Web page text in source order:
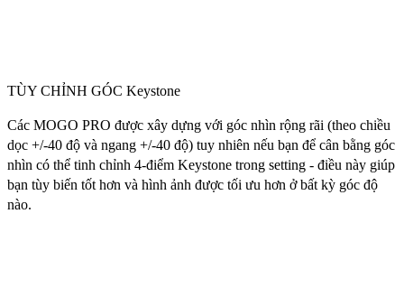
TÙY CHỈNH GÓC Keystone
Các MOGO PRO được xây dựng với góc nhìn rộng rãi (theo chiều
dọc +/-40 độ và ngang +/-40 độ) tuy nhiên nếu bạn để cân bằng góc
nhìn có thể tinh chỉnh 4-điểm Keystone trong setting - điều này giúp
bạn tùy biến tốt hơn và hình ảnh được tối ưu hơn ở bất kỳ góc độ
nào.